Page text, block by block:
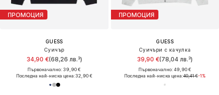
ПРОМОЦИЯ
GUESS
Суичър
34,90 €(68,26 лв.³)
Първоначално: 39,90 €
Последна най-ниска цена:32,90 €
ПРОМОЦИЯ
GUESS
Суичъри с качулка
39,90 €(78,04 лв.³)
Първоначално: 49,90 €
Последна най-ниска цена:40,41 €-1%